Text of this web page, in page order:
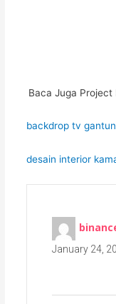
Baca Juga Project
backdrop tv
desain interior
January 24,